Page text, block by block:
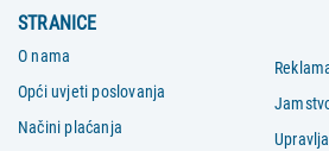
STRANICE
O nama
Opći uvjeti poslovanja
Načini plaćanja